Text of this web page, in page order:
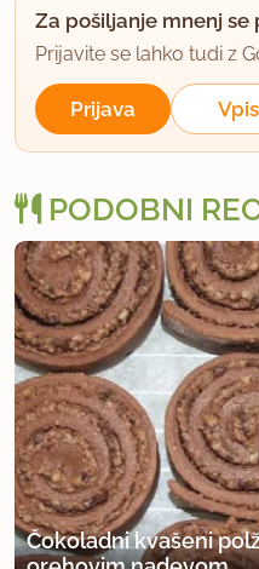
Za pošiljanje mnenj se
Prijavite se lahko tudi z
Prijava Vpis
PODOBNI
Čokoladni kvašeni